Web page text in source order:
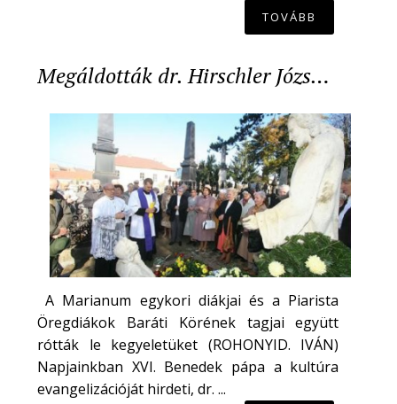
TOVÁBB
Megáldották dr. Hirschler Józs…
A Marianum egykori diákjai és a Piarista
Öregdiákok Baráti Körének tagjai együtt
rótták le kegyeletüket (ROHONYID. IVÁN)
Napjainkban XVI. Benedek pápa a kultúra
evangelizációját hirdeti, dr. ...